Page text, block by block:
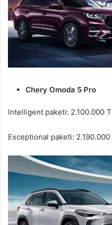
Chery Omoda 5 Pro
Intelligent paketi: 2.100.000
Exceptional paketi: